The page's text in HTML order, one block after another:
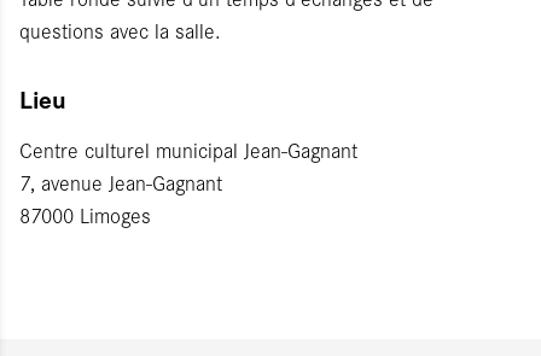
questions avec la salle.
Lieu
Centre culturel municipal Jean-Gagnant
7, avenue Jean-Gagnant
87000 Limoges